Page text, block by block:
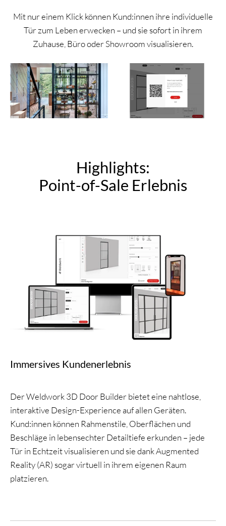
Mit nur einem Klick können Kund:innen ihre individuelle
Tür zum Leben erwecken – und sie sofort in ihrem
Zuhause, Büro oder Showroom visualisieren.
Highlights:
Point-of-Sale Erlebnis
Immersives Kundenerlebnis
Der Weldwork 3D Door Builder bietet eine nahtlose,
interaktive Design-Experience auf allen Geräten.
Kund:innen können Rahmenstile, Oberflächen und
Beschläge in lebensechter Detailtiefe erkunden – jede
Tür in Echtzeit visualisieren und sie dank Augmented
Reality (AR) sogar virtuell in ihrem eigenen Raum
platzieren.